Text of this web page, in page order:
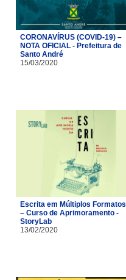
CORONAVÍRUS (COVID-19) –
NOTA OFICIAL - Prefeitura de
Santo André
15/03/2020
Escrita em Múltiplos Formatos
– Curso de Aprimoramento -
StoryLab
13/02/2020